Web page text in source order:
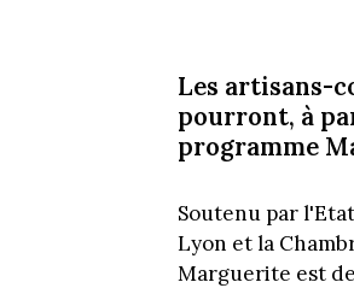
Les artisans-
pourront, à
programme
Soutenu par
Lyon et la
Marguerite est